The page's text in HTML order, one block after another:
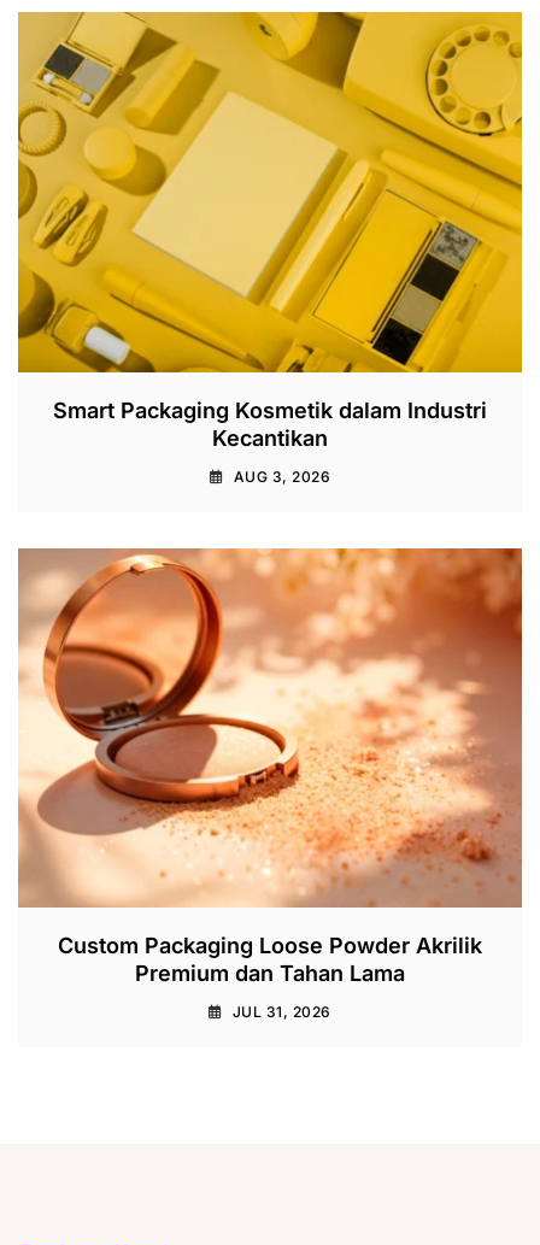
Smart Packaging Kosmetik dalam Industri
Kecantikan
AUG 3, 2026
Custom Packaging Loose Powder Akrilik
Premium dan Tahan Lama
JUL 31, 2026